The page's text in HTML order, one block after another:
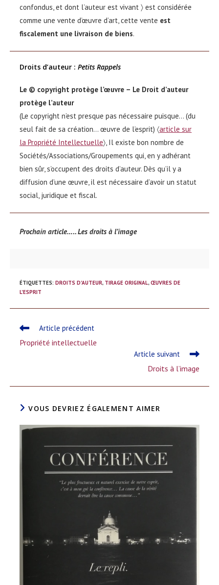
confondus, et dont l’auteur est vivant 〉 est considérée
comme une vente d’œuvre d’art, cette vente est
fiscalement une livraison de biens.
Droits d’auteur : Petits Rappels
Le © copyright protège l’œuvre – Le Droit d’auteur
protège l’auteur
(Le copyright n’est presque pas nécessaire puisque… (du
seul fait de sa création… œuvre de l’esprit) 〈article sur
la Propriété Intellectuelle〉, Il existe bon nombre de
Sociétés/Associations/Groupements qui, en y adhérant
bien sûr, s’occupent des droits d’auteur. Dès qu’il y a
diffusion d’une œuvre, il est nécessaire d’avoir un statut
social, juridique et fiscal.
Prochain article….. Les droits à l’image
ÉTIQUETTES: DROITS D'AUTEUR, TIRAGE ORIGINAL, ŒUVRES DE
L'ESPRIT
Read
articles
Article précédent
Propriété intellectuelle
Article suivant
Droits à l’image
VOUS DEVRIEZ ÉGALEMENT AIMER